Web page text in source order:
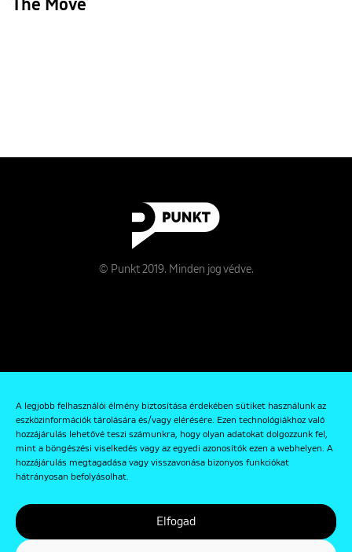
A legjobb felhasználói élmény biztosítása érdekében sütiket használunk az
eszközinformációk tárolására és/vagy elérésére. Ezen technológiákhoz való
hozzájárulás lehetővé teszi számunkra, hogy olyan adatokat dolgozzunk fel,
mint a böngészési viselkedés vagy az egyedi azonosítók ezen a webhelyen. A
hozzájárulás megtagadása vagy visszavonása bizonyos funkciókat
hátrányosan befolyásolhat.
Elfogad
The Move
© Punkt 2019. Minden jog védve.
Kapcsolat
Adatkezelési és Adatvédelmi Szabályzat